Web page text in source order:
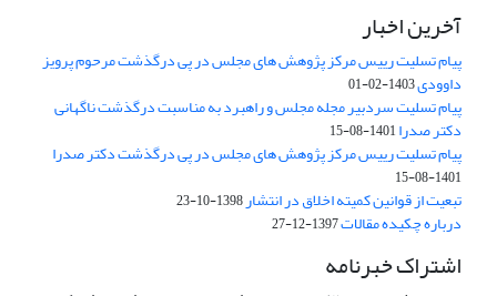
آخرین اخبار
پیام تسلیت رییس مرکز پژوهش های مجلس در پی درگذشت مرحوم پرویز
داوودی1403-02-01
پیام تسلیت سردبیر مجله مجلس و راهبرد به مناسبت درگذشت ناگهانی
دکتر صدرا1401-08-15
پیام تسلیت رییس مرکز پژوهش های مجلس در پی درگذشت دکتر صدرا
1401-08-15
تبعیت از قوانین کمیته اخلاق در انتشار1398-10-23
درباره چکیده مقالات1397-12-27
اشتراک خبرنامه